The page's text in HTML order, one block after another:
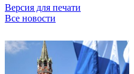
Версия для печати
Все новости